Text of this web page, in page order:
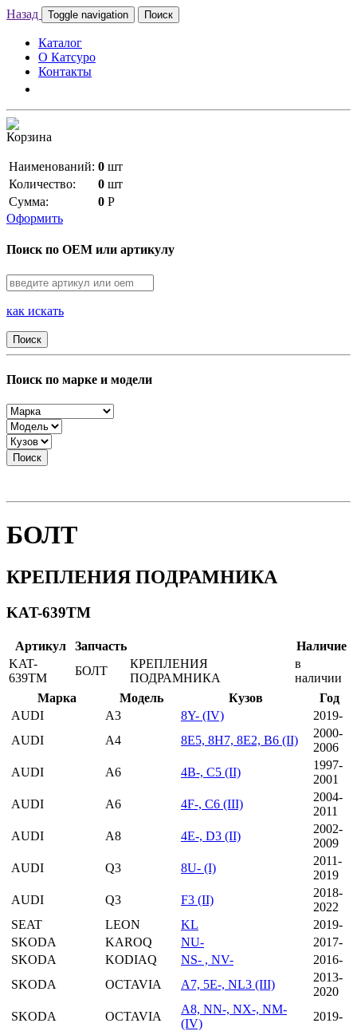
Назад Toggle navigation Поиск
Каталог
О Катсуро
Контакты
Корзина
Наименований: 0 шт
Количество:
0 шт
Сумма:
0 Р
Оформить
Поиск по OEM или артикулу
как искать
Поиск
Поиск по марке и модели
Поиск
БОЛТ
КРЕПЛЕНИЯ ПОДРАМНИКА
KAT-639TM
Артикул Запчасть
Наличие
KAT-
639TM
БОЛТ
КРЕПЛЕНИЯ
ПОДРАМНИКА
в
наличии
Марка
Модель Кузов
Год
AUDI
A3 8Y- (IV)
2019-
AUDI
A4 8E5, 8H7, 8E2, B6 (II)
2000-
2006
AUDI
A6 4B-, C5 (II)
1997-
2001
AUDI
A6 4F-, C6 (III)
2004-
2011
AUDI
A8 4E-, D3 (II)
2002-
2009
AUDI
Q3 8U- (I)
2011-
2019
AUDI
Q3 F3 (II)
2018-
2022
SEAT
LEON KL
2019-
SKODA
KAROQ NU-
2017-
SKODA
KODIAQ NS- , NV-
2016-
SKODA
OCTAVIA A7, 5E-, NL3 (III)
2013-
2020
SKODA
OCTAVIA
A8, NN-, NX-, NM-
(IV)
2019-